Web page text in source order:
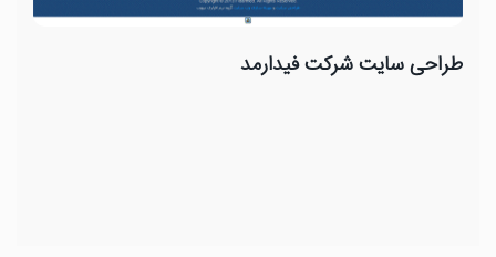
طراحی سایت شرکت فیدارمد